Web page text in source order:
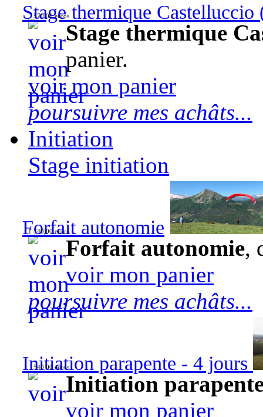
Stage thermique Castelluccio
570,00 euros
Stage thermique
panier.
voir mon panier
poursuivre mes achâts...
Initiation
Stage initiation
Forfait autonomie
1 340,00 euros
Forfait autonomie,
voir mon panier
poursuivre mes achâts...
Initiation parapente - 4 jours
540,00 euros
Initiation
voir mon panier